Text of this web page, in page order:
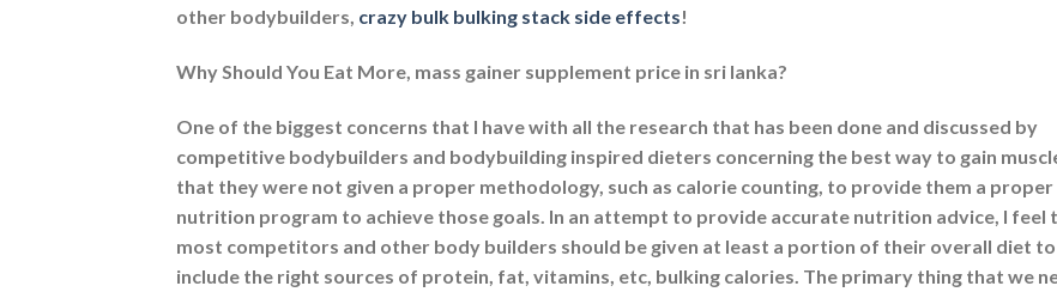
other bodybuilders, crazy bulk bulking stack side effects!
Why Should You Eat More, mass gainer supplement price in sri lanka?
One of the biggest concerns that I have with all the research that has been done and discussed by
competitive bodybuilders and bodybuilding inspired dieters concerning the best way to gain
that they were not given a proper methodology, such as calorie counting, to provide them a proper
nutrition program to achieve those goals. In an attempt to provide accurate nutrition advice, I feel
most competitors and other body builders should be given at least a portion of their overall diet to
include the right sources of protein, fat, vitamins, etc, bulking calories. The primary thing that we